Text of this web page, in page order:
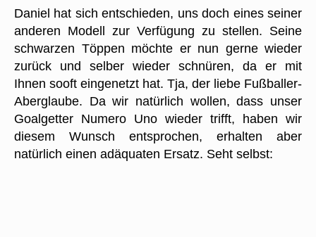
Daniel hat sich entschieden, uns doch eines seiner
anderen Modell zur Verfügung zu stellen. Seine
schwarzen Töppen möchte er nun gerne wieder
zurück und selber wieder schnüren, da er mit
Ihnen sooft eingenetzt hat. Tja, der liebe Fußballer-
Aberglaube. Da wir natürlich wollen, dass unser
Goalgetter Numero Uno wieder trifft, haben wir
diesem Wunsch entsprochen, erhalten aber
natürlich einen adäquaten Ersatz. Seht selbst: